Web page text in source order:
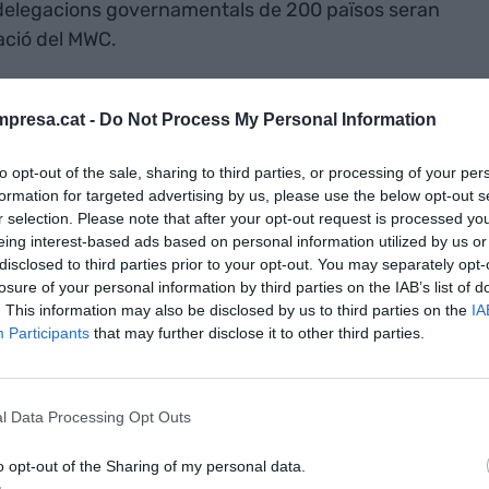
- Do Not Process My Personal Information
opt-out of the sale, sharing to third parties, or processing of your
for targeted advertising by us, please use the below opt-out
selection. Please note that after your opt-out request is processed
interest-based ads based on personal information utilized by us
to third parties prior to your opt-out. You may separately
of your personal information by third parties on the IAB’s list of
This information may also be disclosed by us to third parties on the
Participants that may further disclose it to other third parties.
Data Processing Opt Outs
opt-out of the Sharing of my personal data.
governamentals de 200 països seran
del MWC.
i 2018 el MWC ha deixat gairebé 5.000
en impacte directe, com indirecte. “El MWC
el centre de l’univers GSMA”, ha dit
a la ciutat va ser de 471 milions d’euros i van
tot i mantenir la quantitat de visitants,
connectivitat intel·ligent: “Ens movem en l’era
centrals de les conferències versaran
artificial, internet de les coses i dades
i la IoT connectada amb la Intel·ligència Artificial i